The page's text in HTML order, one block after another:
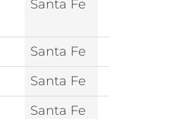
Santa Fe
Santa Fe
Santa Fe
Santa Fe